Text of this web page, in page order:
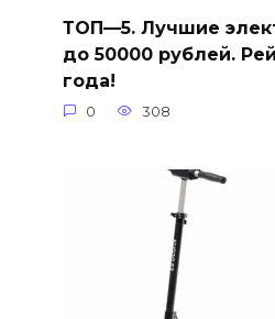
ТОП—5. Лучшие
до 50000 рублей.
года!
0 308